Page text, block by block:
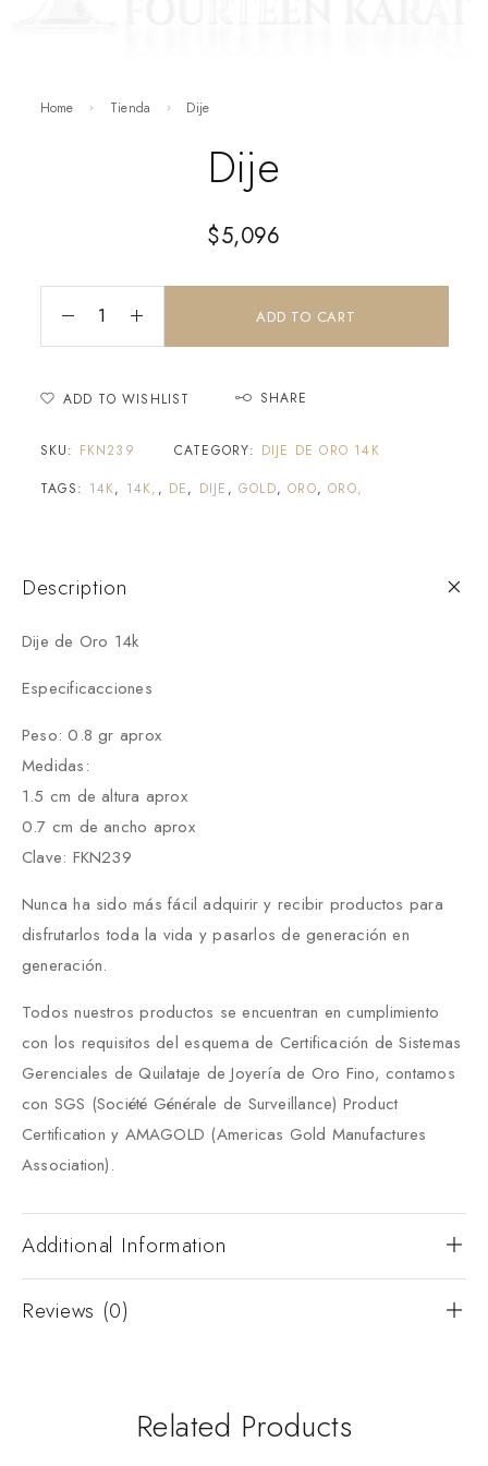
Home Tienda Dije
Dije
$5,096
ADD TO CART
ADD TO WISHLIST SHARE
SKU: FKN239 CATEGORY: DIJE DE ORO 14K
TAGS: 14K, 14K, , DE, DIJE , GOLD,ORO,ORO,
Description
Dije de Oro 14k
Especificacciones
Peso: 0.8 gr aprox
Medidas:
1.5 cm de altura aprox
0.7 cm de ancho aprox
Clave: FKN239
Nunca ha sido más fácil adquirir y recibir productos para
disfrutarlos toda la vida y pasarlos de generación en
generación.
Todos nuestros productos se encuentran en cumplimiento
con los requisitos del esquema de Certificación de Sistemas
Gerenciales de Quilataje de Joyería de Oro Fino, contamos
con SGS (Société Générale de Surveillance) Product
Certification y AMAGOLD (Americas Gold Manufactures
Association).
Additional Information
Reviews (0)
Related Products